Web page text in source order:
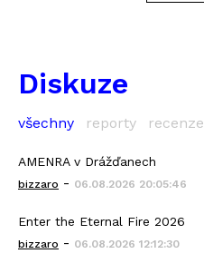
Diskuze
všechny reporty recenze
AMENRA v Drážďanech
bizzaro - 06.08.2026 20:05:46
Enter the Eternal Fire 2026
bizzaro - 06.08.2026 12:12:30